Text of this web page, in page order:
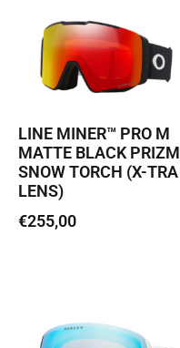
LINE MINER™ PRO M
MATTE BLACK PRIZM
SNOW TORCH (X-TRA
LENS)
€255,00